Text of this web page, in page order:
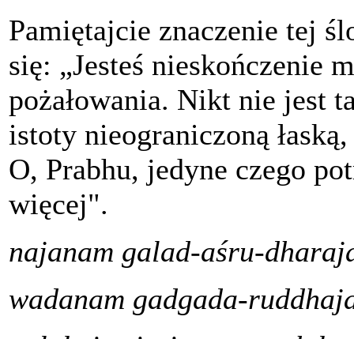
Pamiętajcie znaczenie tej
się: „Jesteś nieskończenie
pożałowania. Nikt nie jest
istoty nieograniczoną
O, Prabhu, jedyne czego
więcej".
najanam galad-aśru-
wadanam gadgada-